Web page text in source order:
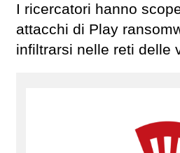
I ricercatori hanno
attacchi di Play
infiltrarsi nelle reti delle